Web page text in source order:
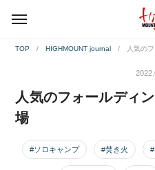
TOP HIGHMOUNT journal 人気の
人気のフォールディ
場
#ソロキャンプ #焚き火